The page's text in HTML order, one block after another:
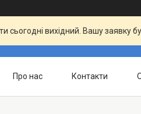
сьогодні вихідний. Вашу
Про нас Контакти